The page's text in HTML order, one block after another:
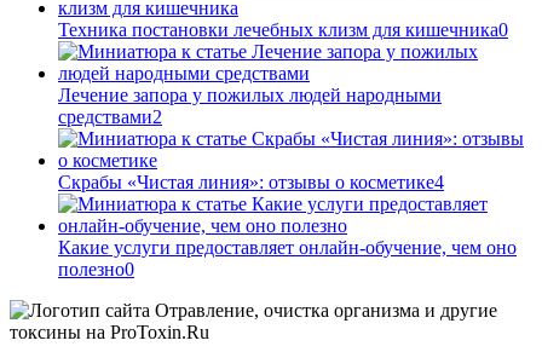
Техника постановки лечебных клизм для кишечника0
Лечение запора у пожилых людей народными
средствами2
Скрабы «Чистая линия»: отзывы о косметике4
Какие услуги предоставляет онлайн-обучение, чем оно
полезно0